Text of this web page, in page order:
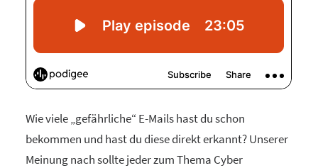
Wie viele „gefährliche“ E-Mails hast du schon
bekommen und hast du diese direkt erkannt? Unserer
Meinung nach sollte jeder zum Thema Cyber